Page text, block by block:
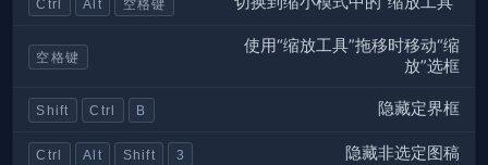
Ctrl Alt 空格键
空格键
使用“缩放工具”拖移时移动“缩
放”选框
Shift Ctrl B 隐藏定界框
Ctrl Alt Shift 3 隐藏非选定图稿